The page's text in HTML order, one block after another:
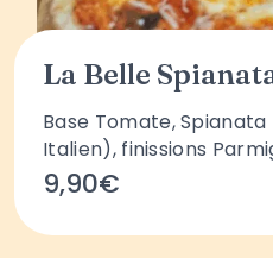
La Belle
Base Tomate,
Italien), finissions
9,90€